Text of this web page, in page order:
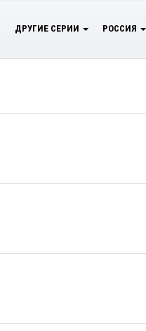
ДРУГИЕ СЕРИИ РОССИЯ